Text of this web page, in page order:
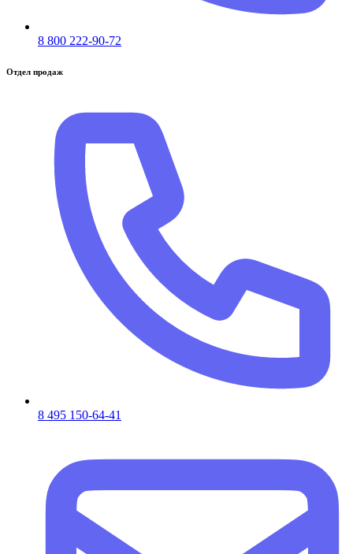
8 800 222-90-72
Отдел продаж
8 495 150-64-41